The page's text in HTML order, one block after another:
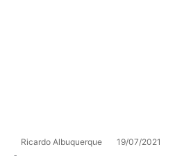
Ricardo Albuquerque 19/07/2021